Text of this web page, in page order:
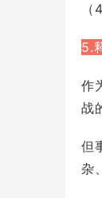
5.
作
战
但
杂